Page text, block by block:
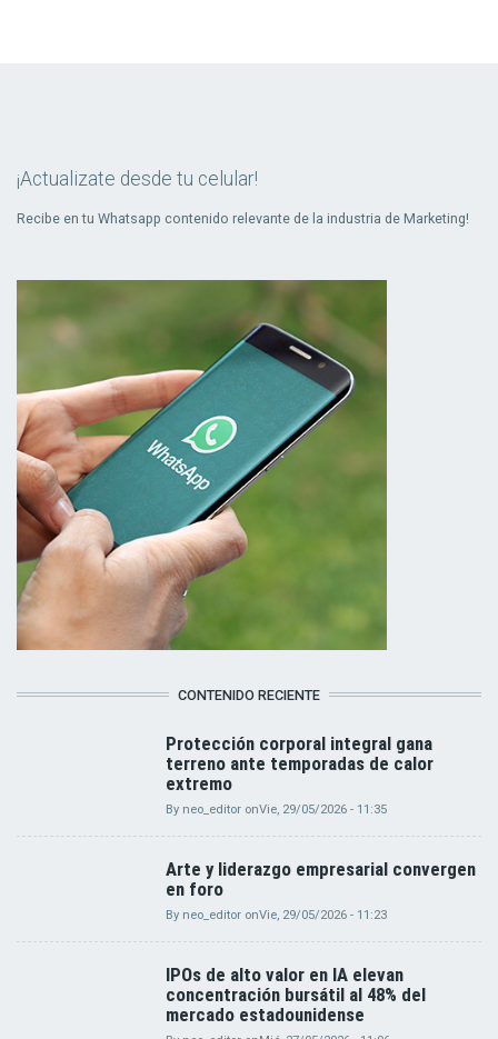
¡Actualizate desde tu celular!
Recibe en tu Whatsapp contenido relevante de la industria de Marketing!
CONTENIDO RECIENTE
Protección corporal integral gana
terreno ante temporadas de calor
extremo
By neo_editor onVie, 29/05/2026 - 11:35
Arte y liderazgo empresarial convergen
en foro
By neo_editor onVie, 29/05/2026 - 11:23
IPOs de alto valor en IA elevan
concentración bursátil al 48% del
mercado estadounidense